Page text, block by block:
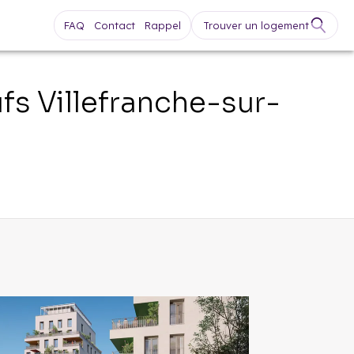
FAQ Contact Rappel Trouver un logement
Villefranche-sur-